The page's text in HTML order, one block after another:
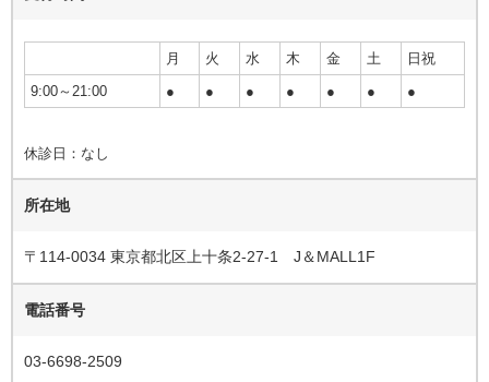
月 火 水 木 金 土
日祝
9:00～21:00
● ● ● ● ● ● ●
休診日：なし
所在地
〒114-0034 東京都北区上十条2-27-1 J＆MALL1F
電話番号
03-6698-2509